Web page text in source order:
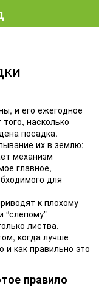
и его ежегодное
насколько
посадка.
их в землю;
механизм
главное,
для
к плохому
листва.
когда лучше
как правильно это
правило